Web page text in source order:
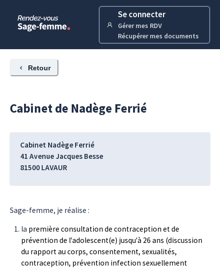
Se connecter
Gérer mes RDV
Récupérer mes documents
Retour
Cabinet de Nadège Ferrié
Cabinet Nadège Ferrié
41 Avenue Jacques Besse
81500 LAVAUR
Sage-femme, je réalise :
la première consultation de contraception et de
prévention de l'adolescent(e) jusqu'à 26 ans (discussion
du rapport au corps, consentement, sexualités,
contraception, prévention infection sexuellement